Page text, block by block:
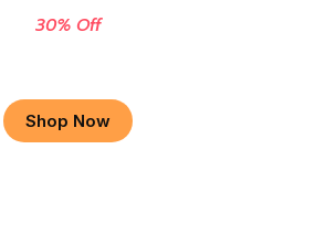
30% Off
Shop Now